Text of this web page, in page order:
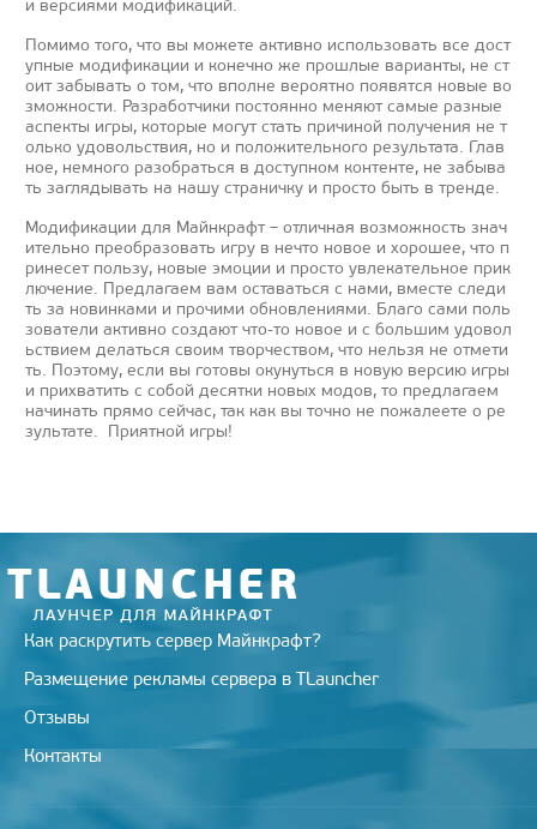
и версиями модификаций.
Помимо того, что вы можете активно использовать все дост
упные модификации и конечно же прошлые варианты, не ст
оит забывать о том, что вполне вероятно появятся новые во
зможности. Разработчики постоянно меняют самые разные
аспекты игры, которые могут стать причиной получения не т
олько удовольствия, но и положительного результата. Глав
ное, немного разобраться в доступном контенте, не забыва
ть заглядывать на нашу страничку и просто быть в тренде.
Модификации для Майнкрафт – отличная возможность знач
ительно преобразовать игру в нечто новое и хорошее, что п
ринесет пользу, новые эмоции и просто увлекательное прик
лючение. Предлагаем вам оставаться с нами, вместе следи
ть за новинками и прочими обновлениями. Благо сами поль
зователи активно создают что-то новое и с большим удовол
ьствием делаться своим творчеством, что нельзя не отмети
ть. Поэтому, если вы готовы окунуться в новую версию игры
и прихватить с собой десятки новых модов, то предлагаем
начинать прямо сейчас, так как вы точно не пожалеете о ре
зультате. Приятной игры!
Как раскрутить сервер Майнкрафт?
Размещение рекламы сервера в TLauncher
Отзывы
Контакты